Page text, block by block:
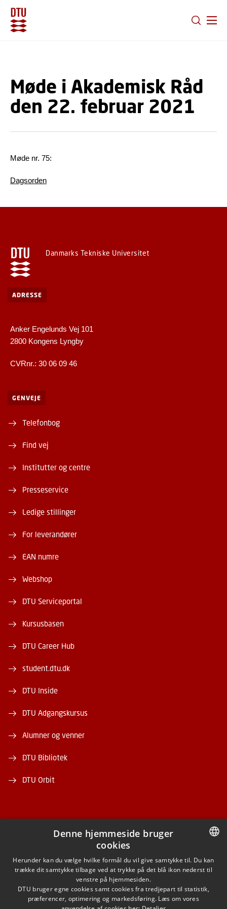
Møde i Akademisk Råd
den 22. februar 2021
Møde nr. 75:
Dagsorden
Danmarks Tekniske Universitet
ADRESSE
Anker Engelunds Vej 101
2800 Kongens Lyngby
CVRnr.: 30 06 09 46
GENVEJE
Telefonbog
Find vej
Institutter og centre
Presseservice
Ledige stillinger
For leverandører
EAN numre
Webshop
DTU Serviceportal
Kursusbasen
DTU Career Hub
student.dtu.dk
DTU Inside
DTU Adgangskursus
Alumner og venner
DTU Bibliotek
DTU Orbit
FACEBOOK
INSTAGRAM
LINKEDIN
DANISH
ENGLISH
Denne hjemmeside bruger
cookies
Herunder kan du vælge hvilke formål du vil give samtykke til. Du kan
trække dit samtykke tilbage ved at trykke på det blå ikon nederst til
venstre på hjemmesiden.
DTU bruger egne cookies samt cookies fra tredjepart til statistik,
præferencer, optimering og markedsføring. Læs om vores